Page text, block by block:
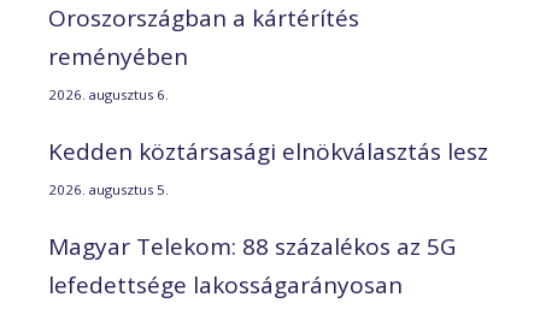
Oroszországban a kártérítés
reményében
2026. augusztus 6.
Kedden köztársasági elnökválasztás lesz
2026. augusztus 5.
Magyar Telekom: 88 százalékos az 5G
lefedettsége lakosságarányosan